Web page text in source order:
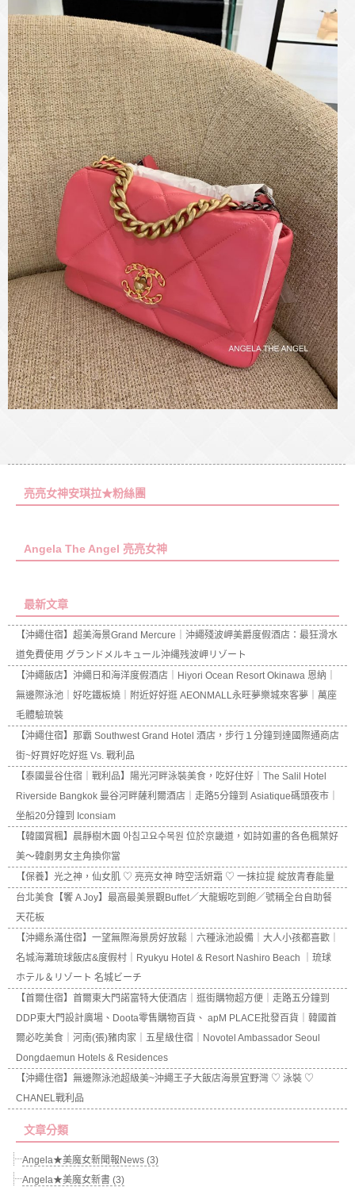
亮亮女神安琪拉★粉絲團
Angela The Angel 亮亮女神
最新文章
【沖繩住宿】超美海景Grand Mercure｜沖繩殘波岬美爵度假酒店：最狂滑水
道免費使用 グランドメルキュール沖縄残波岬リゾート
【沖繩飯店】沖繩日和海洋度假酒店｜Hiyori Ocean Resort Okinawa 恩納｜
無邊際泳池｜好吃鐵板燒｜附近好好逛 AEONMALL永旺夢樂城來客夢｜萬座
毛體驗琉裝
【沖繩住宿】那霸 Southwest Grand Hotel 酒店，步行１分鐘到達國際通商店
街~好買好吃好逛 Vs. 戰利品
【泰國曼谷住宿｜戰利品】陽光河畔泳裝美食，吃好住好｜The Salil Hotel
Riverside Bangkok 曼谷河畔薩利爾酒店｜走路5分鐘到 Asiatique碼頭夜市｜
坐船20分鐘到 Iconsiam
【韓國賞楓】晨靜樹木園 아침고요수목원 位於京畿道，如詩如畫的各色楓葉好
美～韓劇男女主角換你當
【保養】光之神，仙女肌 ♡ 亮亮女神 時空活妍霜 ♡ 一抹拉提 綻放青春能量
台北美食【饗 A Joy】最高最美景觀Buffet／大龍蝦吃到飽／號稱全台自助餐
天花板
【沖繩糸滿住宿】一望無際海景房好放鬆｜六種泳池設備｜大人小孩都喜歡｜
名城海灘琉球飯店&度假村｜Ryukyu Hotel & Resort Nashiro Beach ｜琉球
ホテル＆リゾート 名城ビーチ
【首爾住宿】首爾東大門諾富特大使酒店｜逛街購物超方便｜走路五分鐘到
DDP東大門設計廣場、Doota零售購物百貨、 apM PLACE批發百貨｜韓國首
爾必吃美食｜河南(張)豬肉家｜五星級住宿｜Novotel Ambassador Seoul
Dongdaemun Hotels & Residences
【沖繩住宿】無邊際泳池超級美~沖繩王子大飯店海景宜野灣 ♡ 泳裝 ♡
CHANEL戰利品
文章分類
Angela★美魔女新聞報News (3)
Angela★美魔女新書 (3)